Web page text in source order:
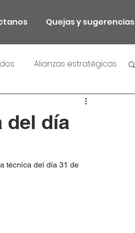
Quejas y sugerencias
Alianzas estratégicas
del día
técnica del día 31 de